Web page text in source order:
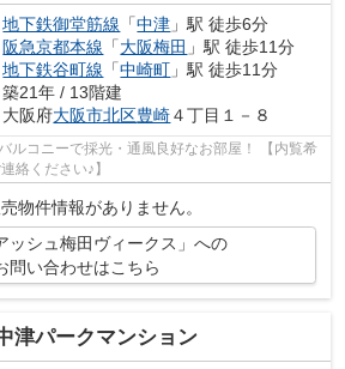
地下鉄御堂筋線 「中津 」駅 徒歩6分
阪急京都本線 「大阪梅田 」駅 徒歩11分
地下鉄谷町線 「中崎町 」駅 徒歩11分
築21年 / 13階建
大阪府大阪市北区豊崎４丁目１－８
ルコニーで採光・通風良好なお部屋！ 【内覧希
絡ください♪】
物件情報がありません。
ッシュ梅田ヴィークス」への
問い合わせはこちら
津パークマンション